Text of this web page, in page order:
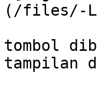
(/files/-
tombol
tampilan